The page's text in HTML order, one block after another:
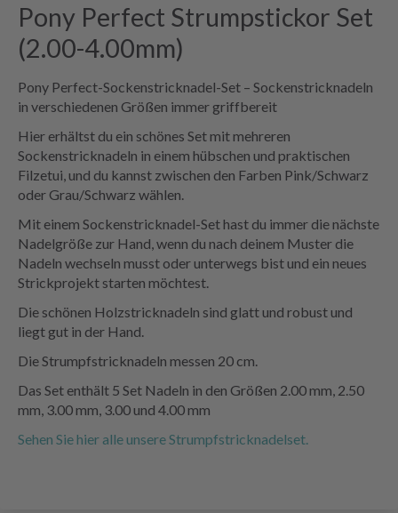
Pony Perfect Strumpstickor Set
(2.00-4.00mm)
Pony Perfect-Sockenstricknadel-Set – Sockenstricknadeln
in verschiedenen Größen immer griffbereit
Hier erhältst du ein schönes Set mit mehreren
Sockenstricknadeln in einem hübschen und praktischen
Filzetui, und du kannst zwischen den Farben Pink/Schwarz
oder Grau/Schwarz wählen.
Mit einem Sockenstricknadel-Set hast du immer die nächste
Nadelgröße zur Hand, wenn du nach deinem Muster die
Nadeln wechseln musst oder unterwegs bist und ein neues
Strickprojekt starten möchtest.
Die schönen Holzstricknadeln sind glatt und robust und
liegt gut in der Hand.
Die Strumpfstricknadeln messen 20 cm.
Das Set enthält 5 Set Nadeln in den Größen 2.00 mm, 2.50
mm, 3.00 mm, 3.00 und 4.00 mm
Sehen Sie hier alle unsere Strumpfstricknadelset.